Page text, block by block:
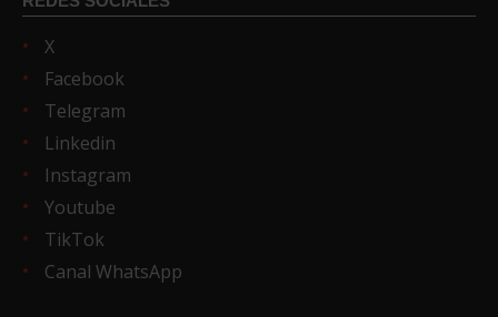
X
Facebook
Telegram
Linkedin
Instagram
Youtube
TikTok
Canal WhatsApp